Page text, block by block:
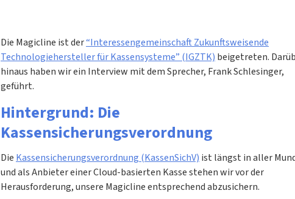
Die Magicline ist der“Interessengemeinschaft Zukunftsweisende
Technologiehersteller für Kassensysteme” (IGZTK) beigetreten.
hinaus haben wir ein Interview mit dem Sprecher, Frank Schlesinger,
geführt.
Hintergrund: Die
Kassensicherungsverordnung
Die Kassensicherungsverordnung (KassenSichV) ist längst in aller
und als Anbieter einer Cloud-basierten Kasse stehen wir vor der
Herausforderung, unsere Magicline entsprechend abzusichern.